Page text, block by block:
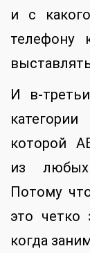
и с
телефону
И в-
которой
из любых
Потому
это четко
когда